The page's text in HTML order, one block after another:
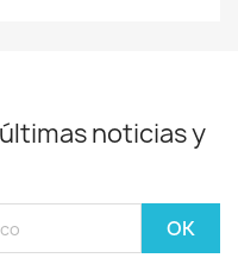
noticias y